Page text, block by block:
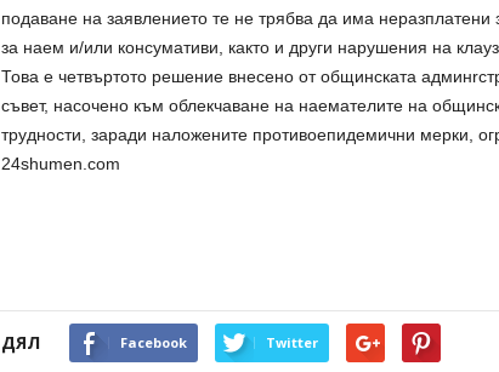
подаване на заявлението те не трябва да има
за наем и/или консумативи, както и други нарушения на
Това е четвъртото решение внесено от общинската
съвет, насочено към облекчаване на наемателите на
трудности, заради наложените противоепидемични мерки,
24shumen.com
ДЯЛ Facebook Twitter